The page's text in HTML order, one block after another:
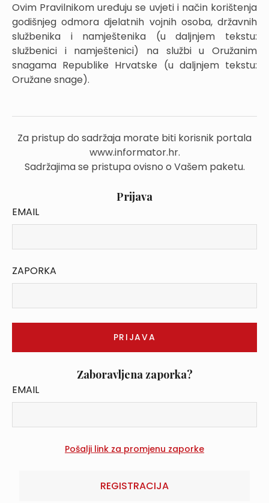
Ovim Pravilnikom uređuju se uvjeti i način korištenja
godišnjeg odmora djelatnih vojnih osoba, državnih
službenika i namještenika (u daljnjem tekstu:
službenici i namještenici) na službi u Oružanim
snagama Republike Hrvatske (u daljnjem tekstu:
Oružane snage).
Za pristup do sadržaja morate biti korisnik portala
www.informator.hr.
Sadržajima se pristupa ovisno o Vašem paketu.
Prijava
EMAIL
ZAPORKA
Zaboravljena zaporka?
EMAIL
REGISTRACIJA